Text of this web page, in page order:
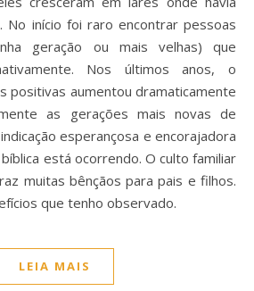
No início foi raro encontrar pessoas
geração ou mais velhas) que
Nos últimos anos, o
positivas aumentou dramaticamente
as gerações mais novas de
esperançosa e encorajadora
está ocorrendo. O culto familiar
muitas bênçãos para pais e filhos.
que tenho observado.
LEIA MAIS